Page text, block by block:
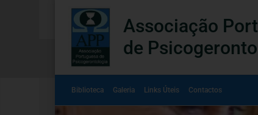
Associação
de
Biblioteca Galeria Links Úteis Contactos